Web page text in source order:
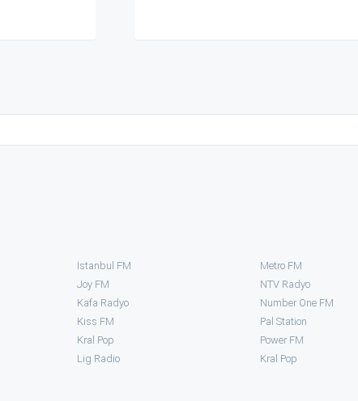
İstanbul FM
Joy FM
Kafa Radyo
Kiss FM
Kral Pop
⁠Lig Radio
Metro FM
NTV Radyo
Number One FM
Pal Station
Power FM
Kral Pop